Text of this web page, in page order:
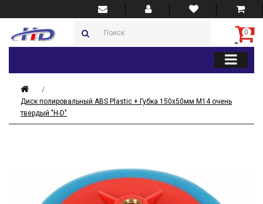
0
Диск полировальный ABS Plastic + Губка 150x50мм М14 очень
твердый "H-D"